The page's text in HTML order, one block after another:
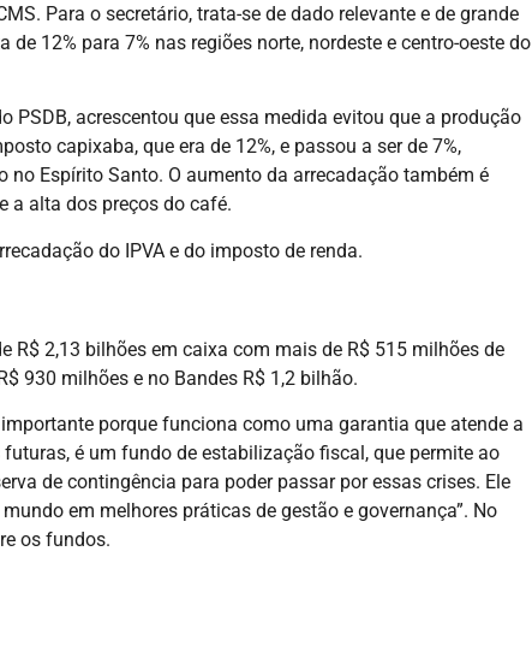
Para o secretário, trata-se de dado relevante e de grande
12% para 7% nas regiões norte, nordeste e centro-oeste do
PSDB, acrescentou que essa medida evitou que a produção
capixaba, que era de 12%, e passou a ser de 7%,
Espírito Santo. O aumento da arrecadação também é
a alta dos preços do café.
do IPVA e do imposto de renda.
R$ 2,13 bilhões em caixa com mais de R$ 515 milhões de
930 milhões e no Bandes R$ 1,2 bilhão.
porque funciona como uma garantia que atende a
é um fundo de estabilização fiscal, que permite ao
de contingência para poder passar por essas crises. Ele
em melhores práticas de gestão e governança”. No
os fundos.